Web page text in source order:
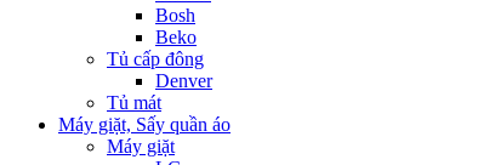
Bosh
Beko
Tủ cấp đông
Denver
Tủ mát
Máy giặt, Sấy quần áo
Máy giặt